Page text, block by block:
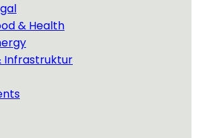
& Health
Infrastruktur